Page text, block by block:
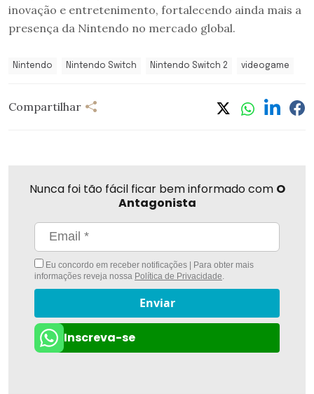
inovação e entretenimento, fortalecendo ainda mais a
presença da Nintendo no mercado global.
Nintendo Nintendo Switch Nintendo Switch 2 videogame
Compartilhar
Nunca foi tão fácil ficar bem informado com O
Antagonista
Eu concordo em receber notificações | Para obter mais
informações reveja nossa Política de Privacidade.
Enviar
Inscreva-se